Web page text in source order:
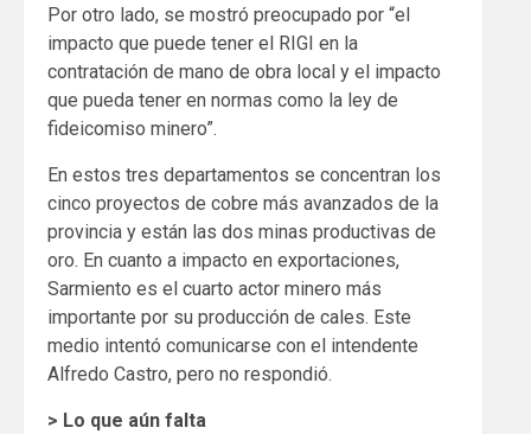
Por otro lado, se mostró preocupado por “el
impacto que puede tener el RIGI en la
contratación de mano de obra local y el impacto
que pueda tener en normas como la ley de
fideicomiso minero”.
En estos tres departamentos se concentran los
cinco proyectos de cobre más avanzados de la
provincia y están las dos minas productivas de
oro. En cuanto a impacto en exportaciones,
Sarmiento es el cuarto actor minero más
importante por su producción de cales. Este
medio intentó comunicarse con el intendente
Alfredo Castro, pero no respondió.
> Lo que aún falta